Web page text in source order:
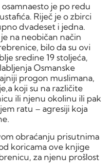
je po redu
Riječ je o zbirci
dvadeset i jedna.
na neobičan način
bilo da su ovi
sredine 19 stoljeća,
Osmanske
progon muslimana,
koji su na različite
ili njenu okolinu ili pak
ratu – agresiji koja
obraćanju prisutnima
koricama ove knjige
za njenu prošlost